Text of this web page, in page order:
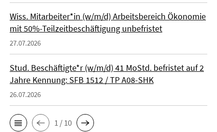
Wiss. Mitarbeiter*in (w/m/d) Arbeitsbereich Ökonomie
mit 50%-Teilzeitbeschäftigung unbefristet
27.07.2026
Stud. Beschäftigte*r (w/m/d) 41 MoStd. befristet auf 2
Jahre Kennung: SFB 1512 / TP A08-SHK
26.07.2026
1 / 10